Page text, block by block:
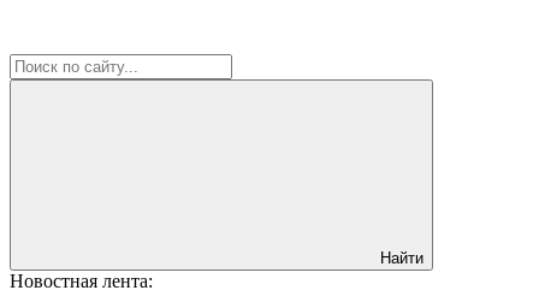
Найти
Новостная лента: